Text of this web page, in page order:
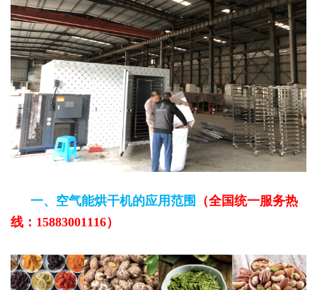
一、 空气能烘干机的应用范围
（全国统一服务热
线：15883001116）